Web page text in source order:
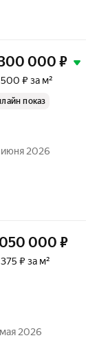
000 ₽
₽ за м²
показ
июня 2026
000 ₽
₽ за м²
2026